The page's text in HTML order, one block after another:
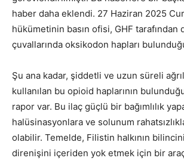
haber daha eklendi. 27 Haziran 2025
hükümetinin basın ofisi, GHF tarafından
çuvallarında oksikodon hapları
Şu ana kadar, şiddetli ve uzun süreli
kullanılan bu opioid haplarının
rapor var. Bu ilaç güçlü bir bağımlılık
halüsinasyonlara ve solunum
olabilir. Temelde, Filistin halkının
direnişini içeriden yok etmek için bir